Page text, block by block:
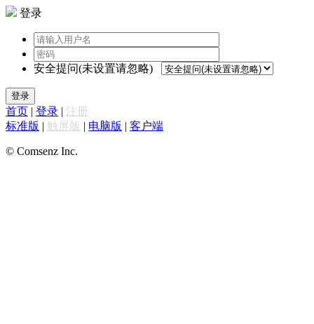
登录
安全提问(未设置请忽略)
登录
首页 | 登录 | 注册
标准版 | 触屏版 | 电脑版 | 客户端
© Comsenz Inc.